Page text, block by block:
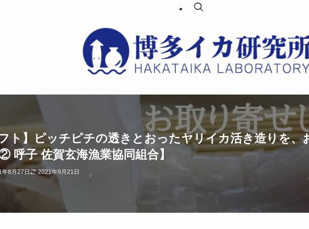
ト】ピッチピチの透きとおったヤリイカ活き造りを
呼子 佐賀玄海漁業協同組合】
年8月27日 2021年9月21日